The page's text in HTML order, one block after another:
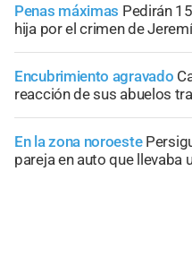
Penas máximas Pedirán
hija por el crimen de
Encubrimiento agravado
reacción de sus abuelos
En la zona noroeste
pareja en auto que llevaba